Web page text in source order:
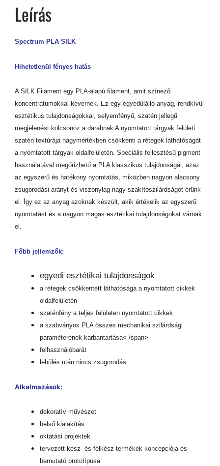
Leírás
Spectrum PLA SILK
Hihetetlenül fényes hatás
A SILK Filament egy PLA-alapú filament, amit színező
koncentrátumokkal kevernek. Ez egy egyedülálló anyag, rendkívül
esztétikus tulajdonságokkal, selyemfényű, szatén jellegű
megjelenést kölcsönöz a darabnak A nyomtatott tárgyak felületi
szatén textúrája nagymértékben csökkenti a rétegek láthatóságát
a nyomtatott tárgyak oldalfelületén. Speciális fejlesztésű pigment
használatával megőrizhető a PLA klasszikus tulajdonságai, azaz
az egyszerű és hatékony nyomtatás, miközben nagyon alacsony
zsugorodási arányt és viszonylag nagy szakítószilárdságot érünk
el. Így ez az anyag azoknak készült, akik értékelik az egyszerű
nyomtatást és a nagyon magas esztétikai tulajdonságokat várnak
el.
Főbb jellemzők:
egyedi esztétikai tulajdonságok
a rétegek csökkentett láthatósága a nyomtatott cikkek
oldalfelületén
szaténfény a teljes felületen nyomtatott cikkek
a szabványos PLA összes mechanikai szilárdsági
paraméterének karbantartása< /span>
felhasználóbarát
lehűlés után nincs zsugorodás
Alkalmazások:
dekoratív művészet
belső kialakítás
oktatási projektek
tervezett kész- és félkész termékek koncepciója és
bemutató prototípusa